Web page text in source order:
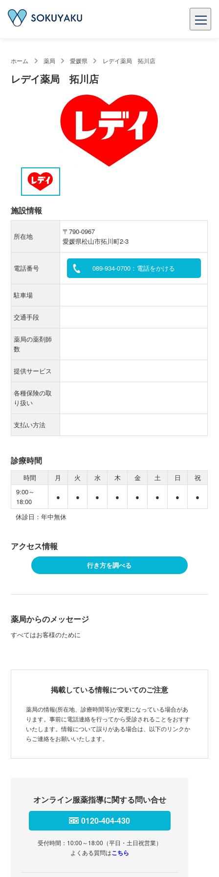
ホーム 薬局 愛媛県 レデイ薬局 拓川店
レデイ薬局 拓川店
施設情報
所在地
〒790-0967
愛媛県松山市拓川町2-3
電話番号 089-934-0700：電話をかける
駐車場
交通手段
薬局の薬剤師
数
提供サービス
各種保険の取
り扱い
支払い方法
診療時間
時間 月 火 水 木 金 土 日
祝
9:00～
18:00
● ● ● ● ● ● ● ●
休診日：年中無休
アクセス情報
行き方を調べる
薬局からのメッセージ
すべてはお客様のために
掲載している情報についてのご注意
薬局の情報(所在地、診療時間等)が変更になっている場合があ
ります。事前に電話連絡を行ってから受診されることをおすす
いたします。情報について誤りがある場合は、以下のリンクか
らご連絡をお願いいたします。
オンライン服薬指導に関する問い合せ
0120-404-430
受付時間：10:00～18:00（平日・土日祝営業）
よくある質問はこちら